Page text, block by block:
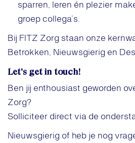
sparren, leren én plezier
groep collega’s.
Bij FITZ Zorg staan onze
Betrokken, Nieuwsgierig en
Let's get in touch!
Ben jij enthousiast geworden
Zorg?
Solliciteer direct via de
Nieuwsgierig of heb je nog